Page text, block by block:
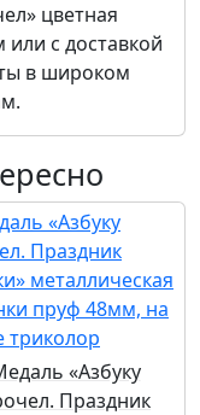
цветная
с доставкой
в широком
«Азбуку
Праздник